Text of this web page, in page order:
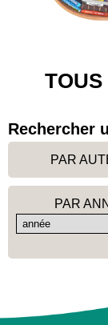
TOUS
Rechercher
PAR
PAR